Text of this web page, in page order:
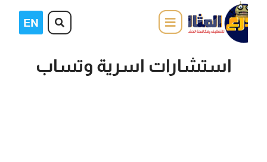
استشارات اسرية وتساب